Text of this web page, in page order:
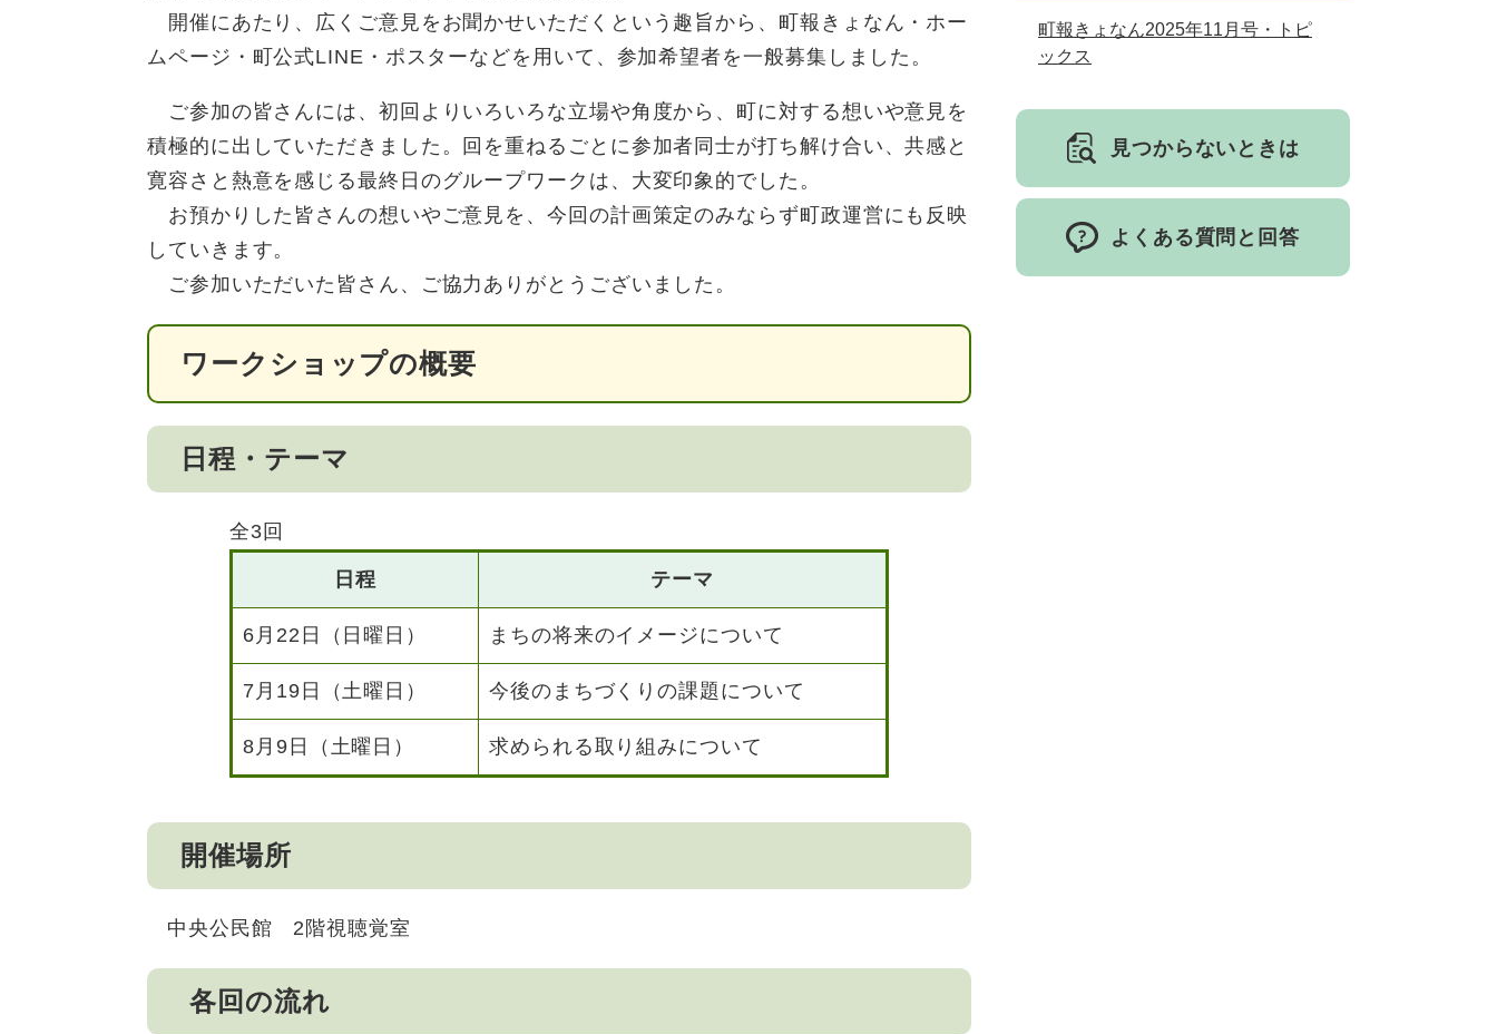
開催にあたり、広くご意見をお聞かせいただくという趣旨から、町報きょなん・ホー
ムページ・町公式LINE・ポスターなどを用いて、参加希望者を一般募集しました。
ご参加の皆さんには、初回よりいろいろな立場や角度から、町に対する想いや意見を
積極的に出していただきました。回を重ねるごとに参加者同士が打ち解け合い、共感と
寛容さと熱意を感じる最終日のグループワークは、大変印象的でした。
お預かりした皆さんの想いやご意見を、今回の計画策定のみならず町政運営にも反映
していきます。​
ご参加いただいた皆さん、ご協力ありがとうございました。
ワークショップの概要
日程・テーマ
全3回
日程 テーマ
6月22日（日曜日） まちの将来のイメージについて
7月19日（土曜日） 今後のまちづくりの課題について
8月9日（土曜日） 求められる取り組みについて
開催場所
中央公民館 2階視聴覚室
各回の流れ
町報きょなん2025年11月号・トピ
ックス
見つからないときは
よくある質問と回答